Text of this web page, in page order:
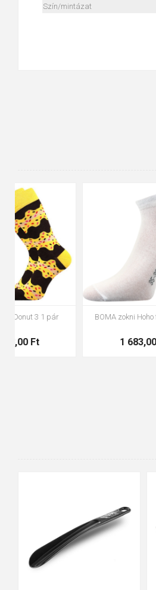
Szín/mintázat
BOMA zokni Donut 3a 1 pár